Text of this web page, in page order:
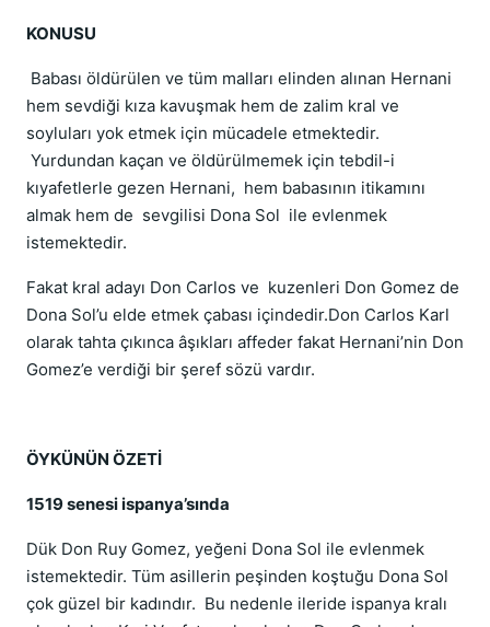
KONUSU
Babası öldürülen ve tüm malları elinden alınan Hernani
hem sevdiği kıza kavuşmak hem de zalim kral ve
soyluları yok etmek için mücadele etmektedir.
Yurdundan kaçan ve öldürülmemek için tebdil-i
kıyafetlerle gezen Hernani, hem babasının itikamını
almak hem de sevgilisi Dona Sol ile evlenmek
istemektedir.
Fakat kral adayı Don Carlos ve kuzenleri Don Gomez de
Dona Sol’u elde etmek çabası içindedir.Don Carlos Karl
olarak tahta çıkınca âşıkları affeder fakat Hernani’nin Don
Gomez’e verdiği bir şeref sözü vardır.
ÖYKÜNÜN ÖZETİ
1519 senesi ispanya’sında
Dük Don Ruy Gomez, yeğeni Dona Sol ile evlenmek
istemektedir. Tüm asillerin peşinden koştuğu Dona Sol
çok güzel bir kadındır. Bu nedenle ileride ispanya kralı